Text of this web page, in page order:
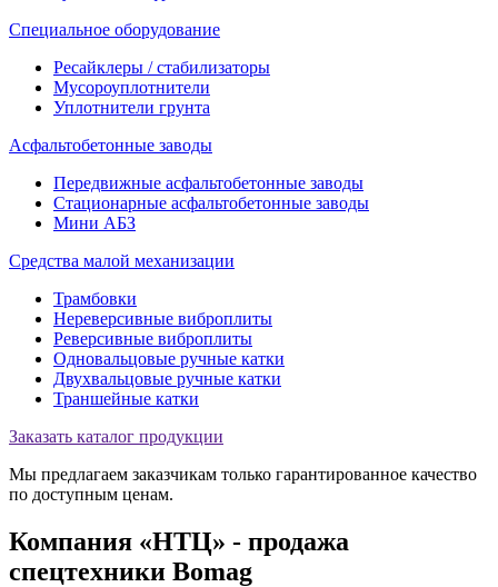
Специальное оборудование
Ресайклеры / стабилизаторы
Мусороуплотнители
Уплотнители грунта
Асфальтобетонные заводы
Передвижные асфальтобетонные заводы
Стационарные асфальтобетонные заводы
Мини АБЗ
Средства малой механизации
Трамбовки
Нереверсивные виброплиты
Реверсивные виброплиты
Одновальцовые ручные катки
Двухвальцовые ручные катки
Траншейные катки
Заказать каталог продукции
Мы предлагаем заказчикам только гарантированное качество
по доступным ценам.
Компания «НТЦ» - продажа
спецтехники Bomag